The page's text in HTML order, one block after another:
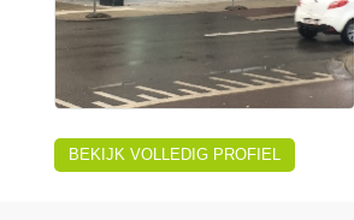
BEKIJK VOLLEDIG PROFIEL